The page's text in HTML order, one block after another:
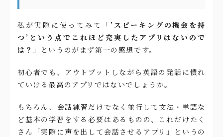
私が実際に使ってみて「’スピーキングの機会を持
つ’という点でこれほど充実したアプリはないので
は？」
というのがまず第一の感想です。
初心者でも、アウトプットしながら英語の発話に慣れ
ていける最高のアプリではないでしょうか。
もちろん、会話練習だけでなく並行して文法・単語な
ど基本の学習をする必要はあるものの、これだけたく
さん「実際に声を出して会話させるアプリ」というの